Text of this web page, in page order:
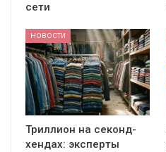
сети
НОВОСТИ
Триллион на секонд-
хендах: эксперты